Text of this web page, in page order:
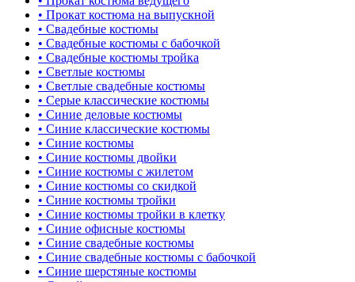
• Прокат костюма на выпускной
• Свадебные костюмы
• Свадебные костюмы с бабочкой
• Свадебные костюмы тройка
• Светлые костюмы
• Светлые свадебные костюмы
• Серые классические костюмы
• Синие деловые костюмы
• Синие классические костюмы
• Синие костюмы
• Синие костюмы двойки
• Синие костюмы с жилетом
• Синие костюмы со скидкой
• Синие костюмы тройки
• Синие костюмы тройки в клетку
• Синие офисные костюмы
• Синие свадебные костюмы
• Синие свадебные костюмы с бабочкой
• Синие шерстяные костюмы